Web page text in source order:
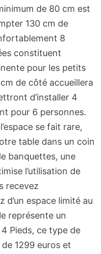
de 80 cm est
130 cm de
8
constituent
pour les petits
de côté accueillera
d’installer 4
pour 6 personnes.
se fait rare,
table dans un coin
banquettes, une
l’utilisation de
recevez
d’un espace limité au
représente un
Pieds, ce type de
1299 euros et